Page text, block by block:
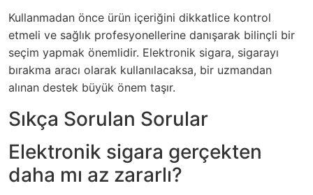
Kullanmadan önce ürün içeriğini dikkatlice kontrol
etmeli ve sağlık profesyonellerine danışarak bilinçli bir
seçim yapmak önemlidir. Elektronik sigara, sigarayı
bırakma aracı olarak kullanılacaksa, bir uzmandan
alınan destek büyük önem taşır.
Sıkça Sorulan Sorular
Elektronik sigara gerçekten
daha mı az zararlı?